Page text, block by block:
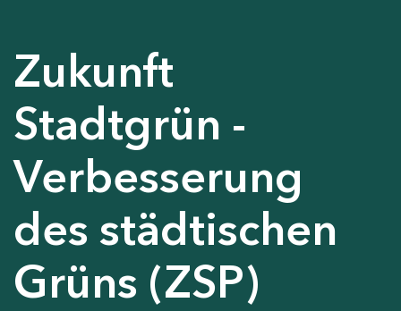
Zukunft
Stadtgrün -
Verbesserung
des städtischen
Grüns (ZSP)